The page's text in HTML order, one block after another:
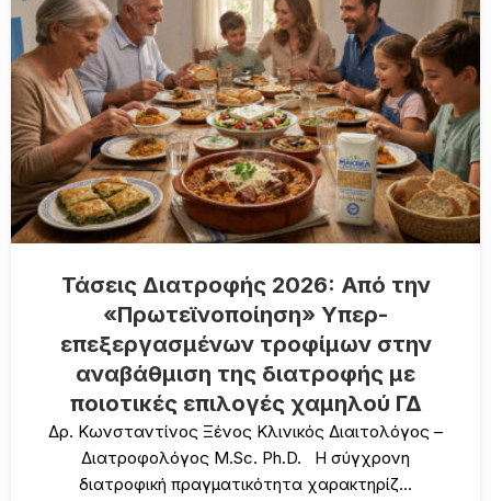
Τάσεις Διατροφής 2026: Από την
«Πρωτεϊνοποίηση» Υπερ-
επεξεργασμένων τροφίμων στην
αναβάθμιση της διατροφής με
ποιοτικές επιλογές χαμηλού ΓΔ
Δρ. Κωνσταντίνος Ξένος Κλινικός Διαιτολόγος –
Διατροφολόγος M.Sc. Ph.D. Η σύγχρονη
διατροφική πραγματικότητα χαρακτηρίζ...